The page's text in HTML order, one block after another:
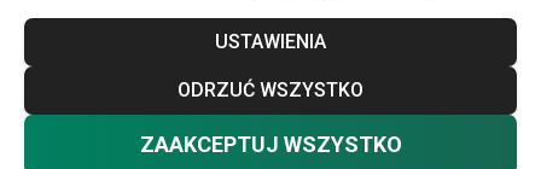
USTAWIENIA
ODRZUĆ WSZYSTKO
ZAAKCEPTUJ WSZYSTKO
jeszcze apetyczniej.
Możesz postawić również na klasyczne białe papilotki,
które zawsze się sprawdzą. W naszej barwnej ofercie
znajdziesz wzory na każdą okazję.
Nie chcesz wybierać? Wybierz pewność